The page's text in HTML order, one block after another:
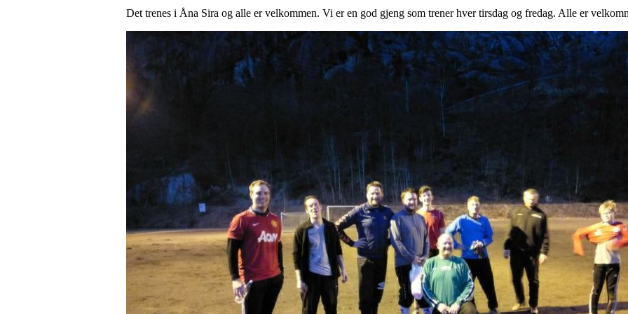
Det trenes i Åna Sira og alle er velkommen. Vi er en god gjeng som trener hver tirsdag og fredag. Alle er